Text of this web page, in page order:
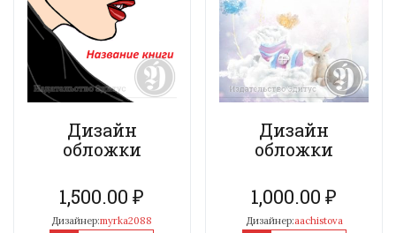
Дизайн
обложки
1,500.00₽
Дизайнер:myrka2088
Дизайн
обложки
1,000.00₽
Дизайнер:aachistova